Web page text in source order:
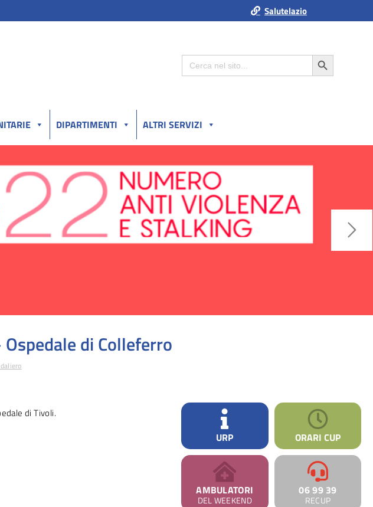
Salutelazio
Search
for:
Search Button
DIPARTIMENTI ALTRI SERVIZI
di Colleferro
di Tivoli.
URP
AMBULATORI
DEL WEEKEND
ORARI CUP
06 99 39
RECUP